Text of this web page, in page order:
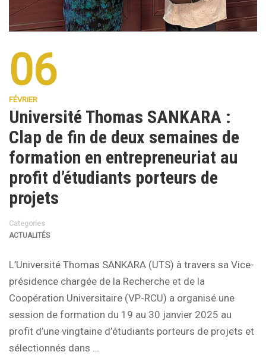
06
FÉVRIER
Université Thomas SANKARA :
Clap de fin de deux semaines de
formation en entrepreneuriat au
profit d’étudiants porteurs de
projets
Categories
ACTUALITÉS
L’Université Thomas SANKARA (UTS) à travers sa Vice-
présidence chargée de la Recherche et de la
Coopération Universitaire (VP-RCU) a organisé une
session de formation du 19 au 30 janvier 2025 au
profit d’une vingtaine d’étudiants porteurs de projets et
sélectionnés dans …